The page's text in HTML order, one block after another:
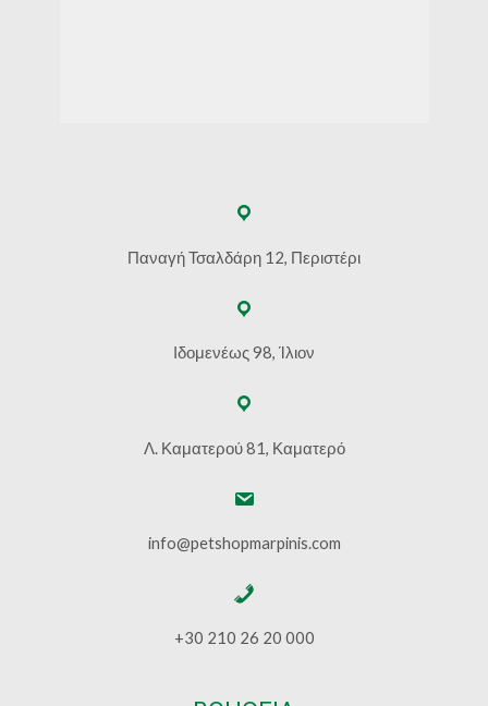
Παναγή Τσαλδάρη 12, Περιστέρι
Ιδομενέως 98, Ίλιον
Λ. Καματερού 81, Καματερό
info@petshopmarpinis.com
+30 210 26 20 000